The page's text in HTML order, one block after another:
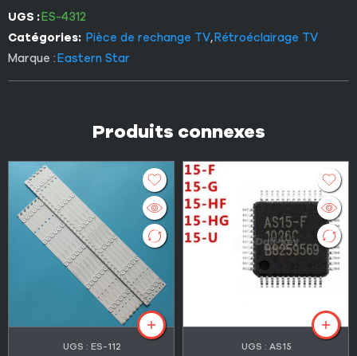
UGS :ES-4312
Catégories: Pièce de rechange TV,Rétroéclairage TV
Marque :Eastern Star
Produits connexes
UGS : ES-112 UGS : AS15